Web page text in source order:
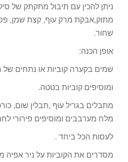
ניתן להכין עם תיבול מתקתק של
מתוק,אבקת מרק עוף, קצת שמן,
שחור.
אופן הכנה:
שמים בקערה קוביות או נתחים של
ומוסיפים קוביות בטטה.
מתבלים בגריל עוף ,תבלין שום,
מלח מערבבים ומוסיפים פירורי
לעסות הכל ביחד .
מסדרים את הקוביות על ניר אפיה